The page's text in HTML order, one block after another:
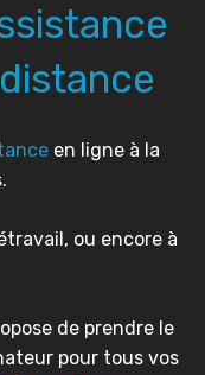
en ligne à la
ou encore à
de prendre le
pour tous vos